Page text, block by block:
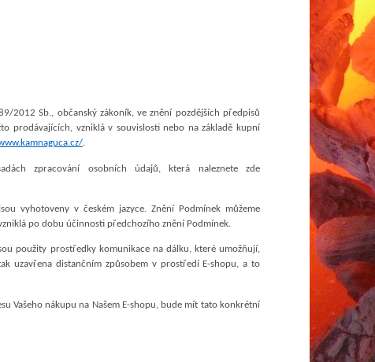
2012 Sb., občanský zákoník, ve znění pozdějších předpisů
prodávajících, vzniklá v souvislosti nebo na základě kupní
.
zpracování osobních údajů, která naleznete zde
vyhotoveny v českém jazyce. Znění Podmínek můžeme
po dobu účinnosti předchozího znění Podmínek.
použity prostředky komunikace na dálku, které umožňují,
uzavřena distančním způsobem v prostředí E-shopu, a to
Vašeho nákupu na Našem E-shopu, bude mít tato konkrétní